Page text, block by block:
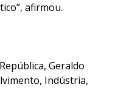
afirmou.
Geraldo
Indústria,